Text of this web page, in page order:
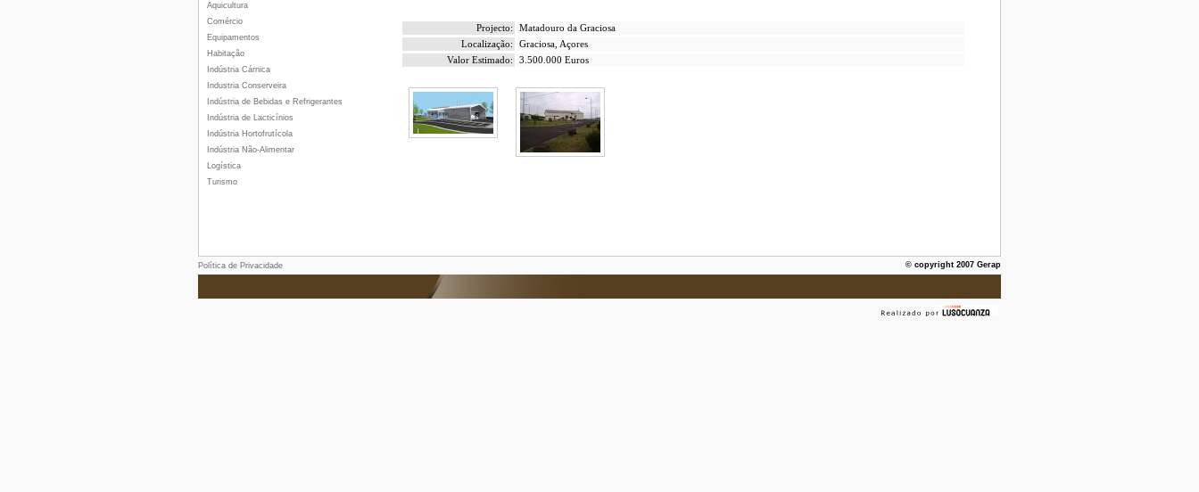
Aquicultura
Comércio
Equipamentos
Habitação
Indústria Cárnica
Industria Conserveira
Indústria de Bebidas e Refrigerantes
Indústria de Lacticínios
Indústria Hortofrutícola
Indústria Não-Alimentar
Logística
Turismo
Projecto:
Matadouro da Graciosa
Localização:
Graciosa, Açores
Valor Estimado:
3.500.000 Euros
Política de Privacidade © copyright 2007 Gerap